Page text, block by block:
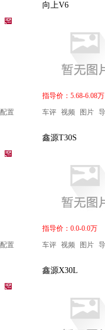
配置
向上V6
指导价：5.68-6.08万
车评 视频 图片
配置
鑫源T30S
指导价：0.0-0.0万
车评 视频 图片
鑫源X30L